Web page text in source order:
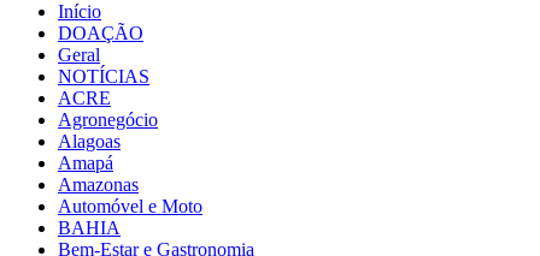
Início
DOAÇÃO
Geral
NOTÍCIAS
ACRE
Agronegócio
Alagoas
Amapá
Amazonas
Automóvel e Moto
BAHIA
Bem-Estar e Gastronomia